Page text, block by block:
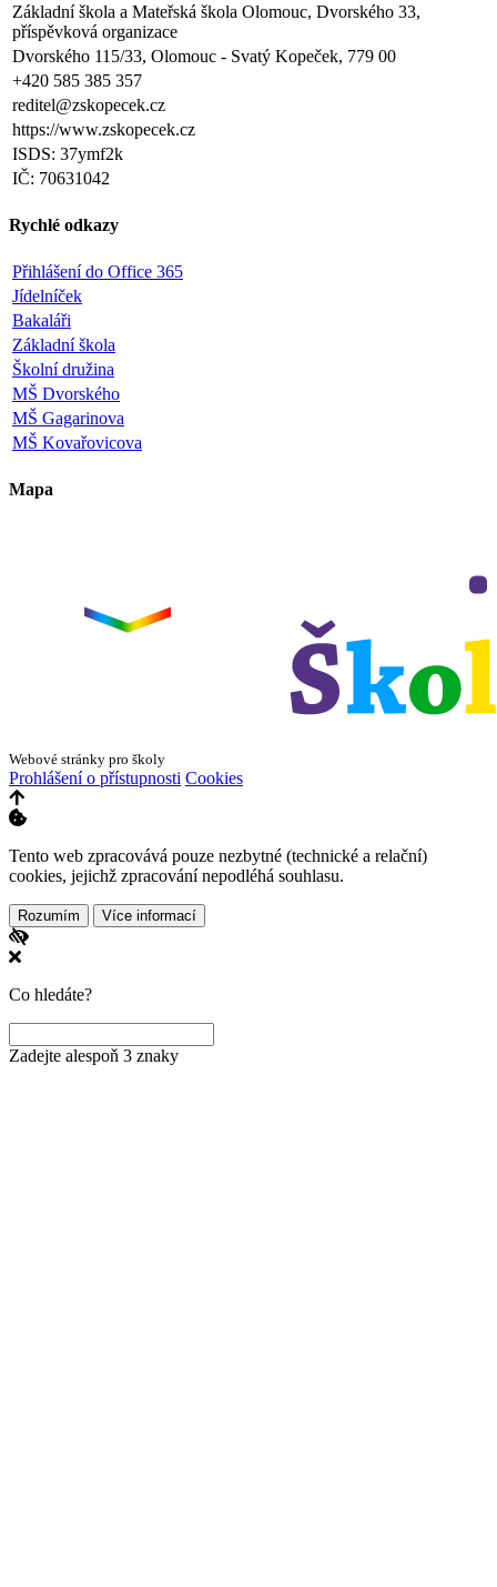
Základní škola a Mateřská škola Olomouc, Dvorského 33,
příspěvková organizace
Dvorského 115/33, Olomouc - Svatý Kopeček, 779 00
+420 585 385 357
reditel@zskopecek.cz
https://www.zskopecek.cz
ISDS: 37ymf2k
IČ: 70631042
Rychlé odkazy
Přihlášení do Office 365
Jídelníček
Bakaláři
Základní škola
Školní družina
MŠ Dvorského
MŠ Gagarinova
MŠ Kovařovicova
Mapa
Webové stránky pro školy
Prohlášení o přístupnosti Cookies
Tento web zpracovává pouze nezbytné (technické a relační)
cookies, jejichž zpracování nepodléhá souhlasu.
Rozumím Více informací
Co hledáte?
Zadejte alespoň 3 znaky